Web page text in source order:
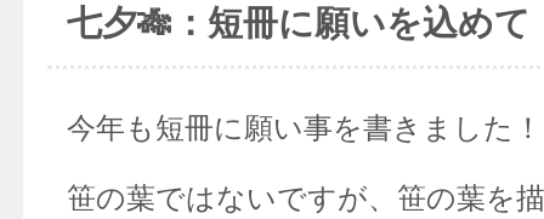
七夕🎋：短冊に願いを込めて
今年も短冊に願い事を書きました！
笹の葉ではないですが、笹の葉を